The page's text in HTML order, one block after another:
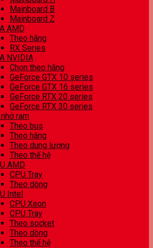
Mainboard B
Mainboard Z
AMD
Theo hãng
RX Series
NVIDIA
Chọn theo hãng
GeForce GTX 10 series
GeForce GTX 16 series
GeForce RTX 20 series
GeForce RTX 30 series
ram
Theo bus
Theo hãng
Theo dung lượng
Theo thế hệ
AMD
CPU Tray
Theo dòng
Intel
CPU Xeon
CPU Tray
Theo socket
Theo dòng
Theo thế hệ